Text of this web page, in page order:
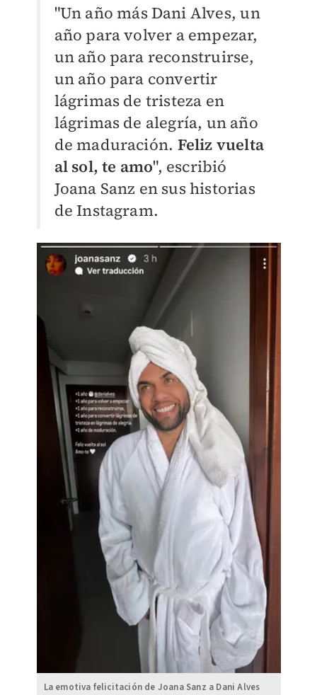
"Un año más Dani Alves, un
año para volver a empezar,
un año para reconstruirse,
un año para convertir
lágrimas de tristeza en
lágrimas de alegría, un año
de maduración. Feliz vuelta
al sol, te amo", escribió
Joana Sanz en sus historias
de Instagram.
La emotiva felicitación de Joana Sanz a Dani Alves